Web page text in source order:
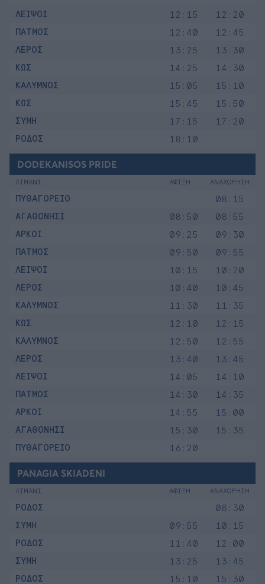
ΛΕΙΨΟΙ
12:15
12:20
ΠΑΤΜΟΣ
12:40
12:45
ΛΕΡΟΣ
13:25
13:30
ΚΩΣ
14:25
14:30
ΚΑΛΥΜΝΟΣ
15:05
15:10
ΚΩΣ
15:45
15:50
ΣΥΜΗ
17:15
17:20
ΡΟΔΟΣ
18:10
DODEKANISOS PRIDE
ΛΙΜΑΝΙ ΑΦΙΞΗ ΑΝΑΧΩΡΗΣΗ
ΠΥΘΑΓΟΡΕΙΟ
08:15
ΑΓΑΘΟΝΗΣΙ
08:50
08:55
ΑΡΚΟΙ
09:25
09:30
ΠΑΤΜΟΣ
09:50
09:55
ΛΕΙΨΟΙ
10:15
10:20
ΛΕΡΟΣ
10:40
10:45
ΚΑΛΥΜΝΟΣ
11:30
11:35
ΚΩΣ
12:10
12:15
ΚΑΛΥΜΝΟΣ
12:50
12:55
ΛΕΡΟΣ
13:40
13:45
ΛΕΙΨΟΙ
14:05
14:10
ΠΑΤΜΟΣ
14:30
14:35
ΑΡΚΟΙ
14:55
15:00
ΑΓΑΘΟΝΗΣΙ
15:30
15:35
ΠΥΘΑΓΟΡΕΙΟ
16:20
PANAGIA SKIADENI
ΛΙΜΑΝΙ ΑΦΙΞΗ ΑΝΑΧΩΡΗΣΗ
ΡΟΔΟΣ
08:30
ΣΥΜΗ
09:55
10:15
ΡΟΔΟΣ
11:40
12:00
ΣΥΜΗ
13:25
13:45
ΡΟΔΟΣ
15:10 15:30